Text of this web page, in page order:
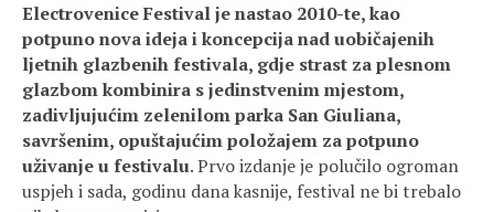
Electrovenice Festival je nastao 2010-te, kao
potpuno nova ideja i koncepcija nad uobičajenih
ljetnih glazbenih festivala, gdje strast za plesnom
glazbom kombinira s jedinstvenim mjestom,
zadivljujućim zelenilom parka San Giuliana,
savršenim, opuštajućim položajem za potpuno
uživanje u festivalu. Prvo izdanje je polučilo ogroman
uspjeh i sada, godinu dana kasnije, festival ne bi trebalo